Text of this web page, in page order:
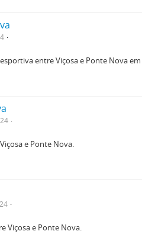
entre Viçosa e Ponte Nova
e Ponte Nova.
Viçosa e Ponte Nova.